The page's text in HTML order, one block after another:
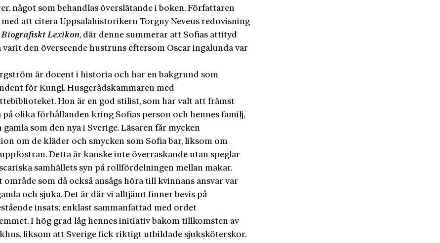
något som behandlas överslätande i boken. Författaren
med att citera Uppsalahistorikern Torgny Neveus redovisning
Biografiskt Lexikon, där denne summerar att Sofias attityd
varit den överseende hustruns eftersom Oscar inga­lunda var
är docent i historia och har en bakgrund som
för Kungl. Husgerådskammaren med
Hon är en god stilist, som har valt att främst
på olika förhållanden kring Sofias person och hennes familj,
gamla som den nya i Sverige. Läsaren får mycken
om de kläder och smycken som Sofia bar, liksom om
Detta är kanske inte överraskande utan speglar
samhällets syn på rollfördelningen mellan makar.
område som då också ansågs höra till kvinnans ansvar var
och sjuka. Det är där vi alltjämt finner bevis på
insats; enklast sammanfattad med ordet
I hög grad låg hennes initiativ bakom tillkomsten av
liksom att Sverige fick riktigt utbildade sjuksköterskor.